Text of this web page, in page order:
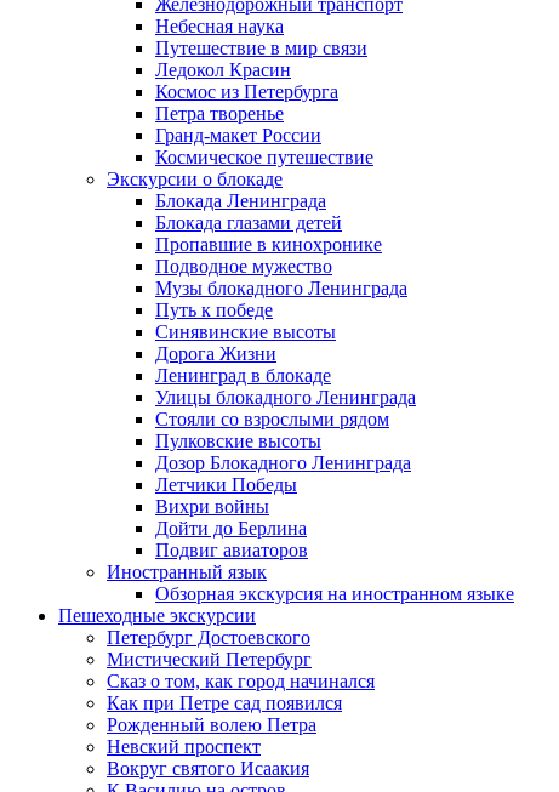
Железнодорожный транспорт
Небесная наука
Путешествие в мир связи
Ледокол Красин
Космос из Петербурга
Петра творенье
Гранд-макет России
Космическое путешествие
Экскурсии о блокаде
Блокада Ленинграда
Блокада глазами детей
Пропавшие в кинохронике
Подводное мужество
Музы блокадного Ленинграда
Путь к победе
Синявинские высоты
Дорога Жизни
Ленинград в блокаде
Улицы блокадного Ленинграда
Стояли со взрослыми рядом
Пулковские высоты
Дозор Блокадного Ленинграда
Летчики Победы
Вихри войны
Дойти до Берлина
Подвиг авиаторов
Иностранный язык
Обзорная экскурсия на иностранном языке
Пешеходные экскурсии
Петербург Достоевского
Мистический Петербург
Сказ о том, как город начинался
Как при Петре сад появился
Рожденный волею Петра
Невский проспект
Вокруг святого Исаакия